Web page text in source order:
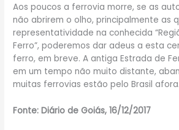
Aos poucos a ferrovia morre, se as
não abrirem o olho, principalmente as
representatividade na conhecida
Ferro”, poderemos dar adeus a esta
ferro, em breve. A antiga Estrada de
em um tempo não muito distante,
muitas ferrovias estão pelo Brasil afora.
Fonte: Diário de Goiás, 16/12/2017